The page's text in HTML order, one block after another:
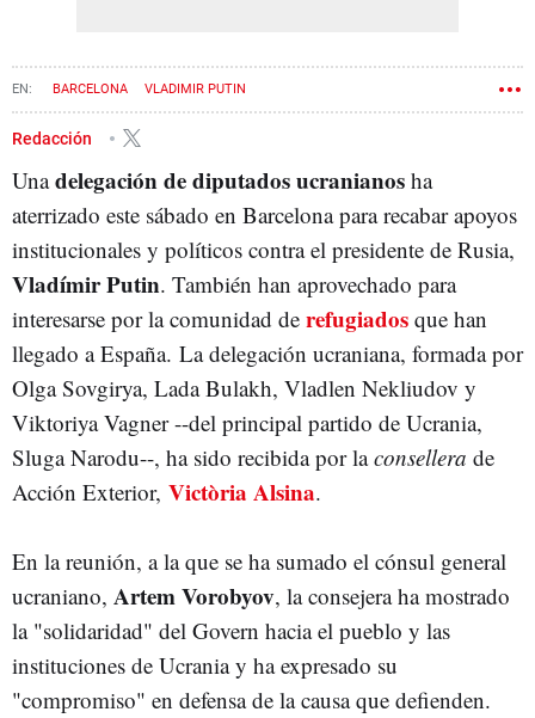
BARCELONA VLADIMIR PUTIN
DEPARTAMENTO DE ACCIÓN EXTERIOR
Redacción
Unadelegación de diputados ucranianos ha
aterrizado este sábado en Barcelona para recabar apoyos
institucionales y políticos contra el presidente de Rusia,
Vladímir Putin. También han aprovechado para
interesarse por la comunidad de refugiados que han
llegado a España. La delegación ucraniana, formada por
Olga Sovgirya, Lada Bulakh, Vladlen Nekliudov y
Viktoriya Vagner --del principal partido de Ucrania,
Sluga Narodu--, ha sido recibida por laconsellera de
Acción Exterior, Victòria Alsina.
En la reunión, a la que se ha sumado el cónsul general
ucraniano, Artem Vorobyov, la consejera ha mostrado
la "solidaridad" del Govern hacia el pueblo y las
instituciones de Ucrania y ha expresado su
"compromiso" en defensa de la causa que defienden.